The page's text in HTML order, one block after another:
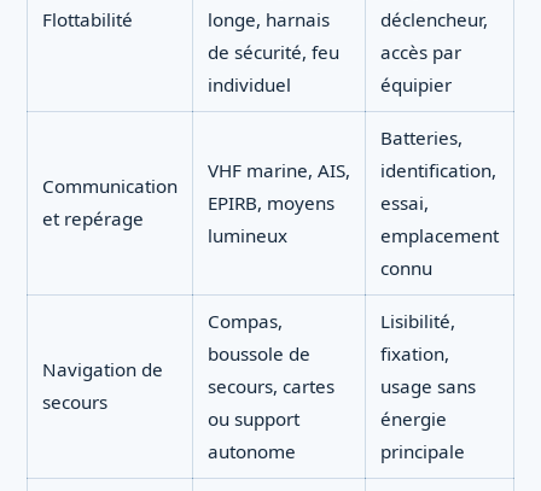
Flottabilité
longe, harnais
de sécurité, feu
individuel
déclencheur,
accès par
équipier
Communication
et repérage
VHF marine, AIS,
EPIRB, moyens
lumineux
Batteries,
identification,
essai,
emplacement
connu
Navigation de
secours
Compas,
boussole de
secours, cartes
ou support
autonome
Lisibilité,
fixation,
usage sans
énergie
principale